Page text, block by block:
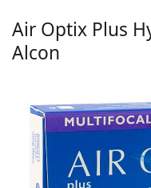
Air Optix Plus
Alcon